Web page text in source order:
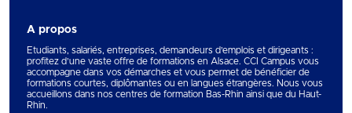
A propos
Etudiants, salariés, entreprises, demandeurs d’emplois et dirigeants :
profitez d’une vaste offre de formations en Alsace. CCI Campus vous
accompagne dans vos démarches et vous permet de bénéficier de
formations courtes, diplômantes ou en langues étrangères. Nous vous
accueillons dans nos centres de formation Bas-Rhin ainsi que du Haut-
Rhin.